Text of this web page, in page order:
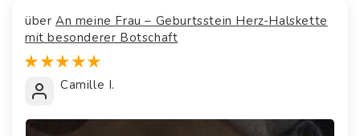
An meine Frau – Geburtsstein Herz-Halskette
mit besonderer Botschaft
Camille I.